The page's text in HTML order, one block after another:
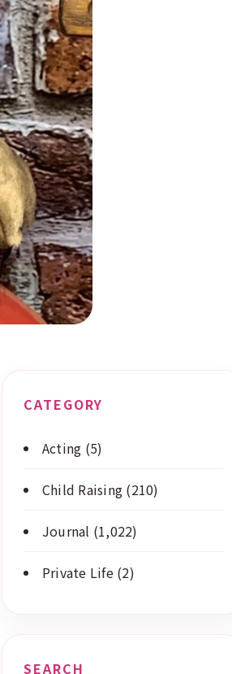
CATEGORY
Acting (5)
Child Raising (210)
Journal (1,022)
Private Life(2)
SEARCH